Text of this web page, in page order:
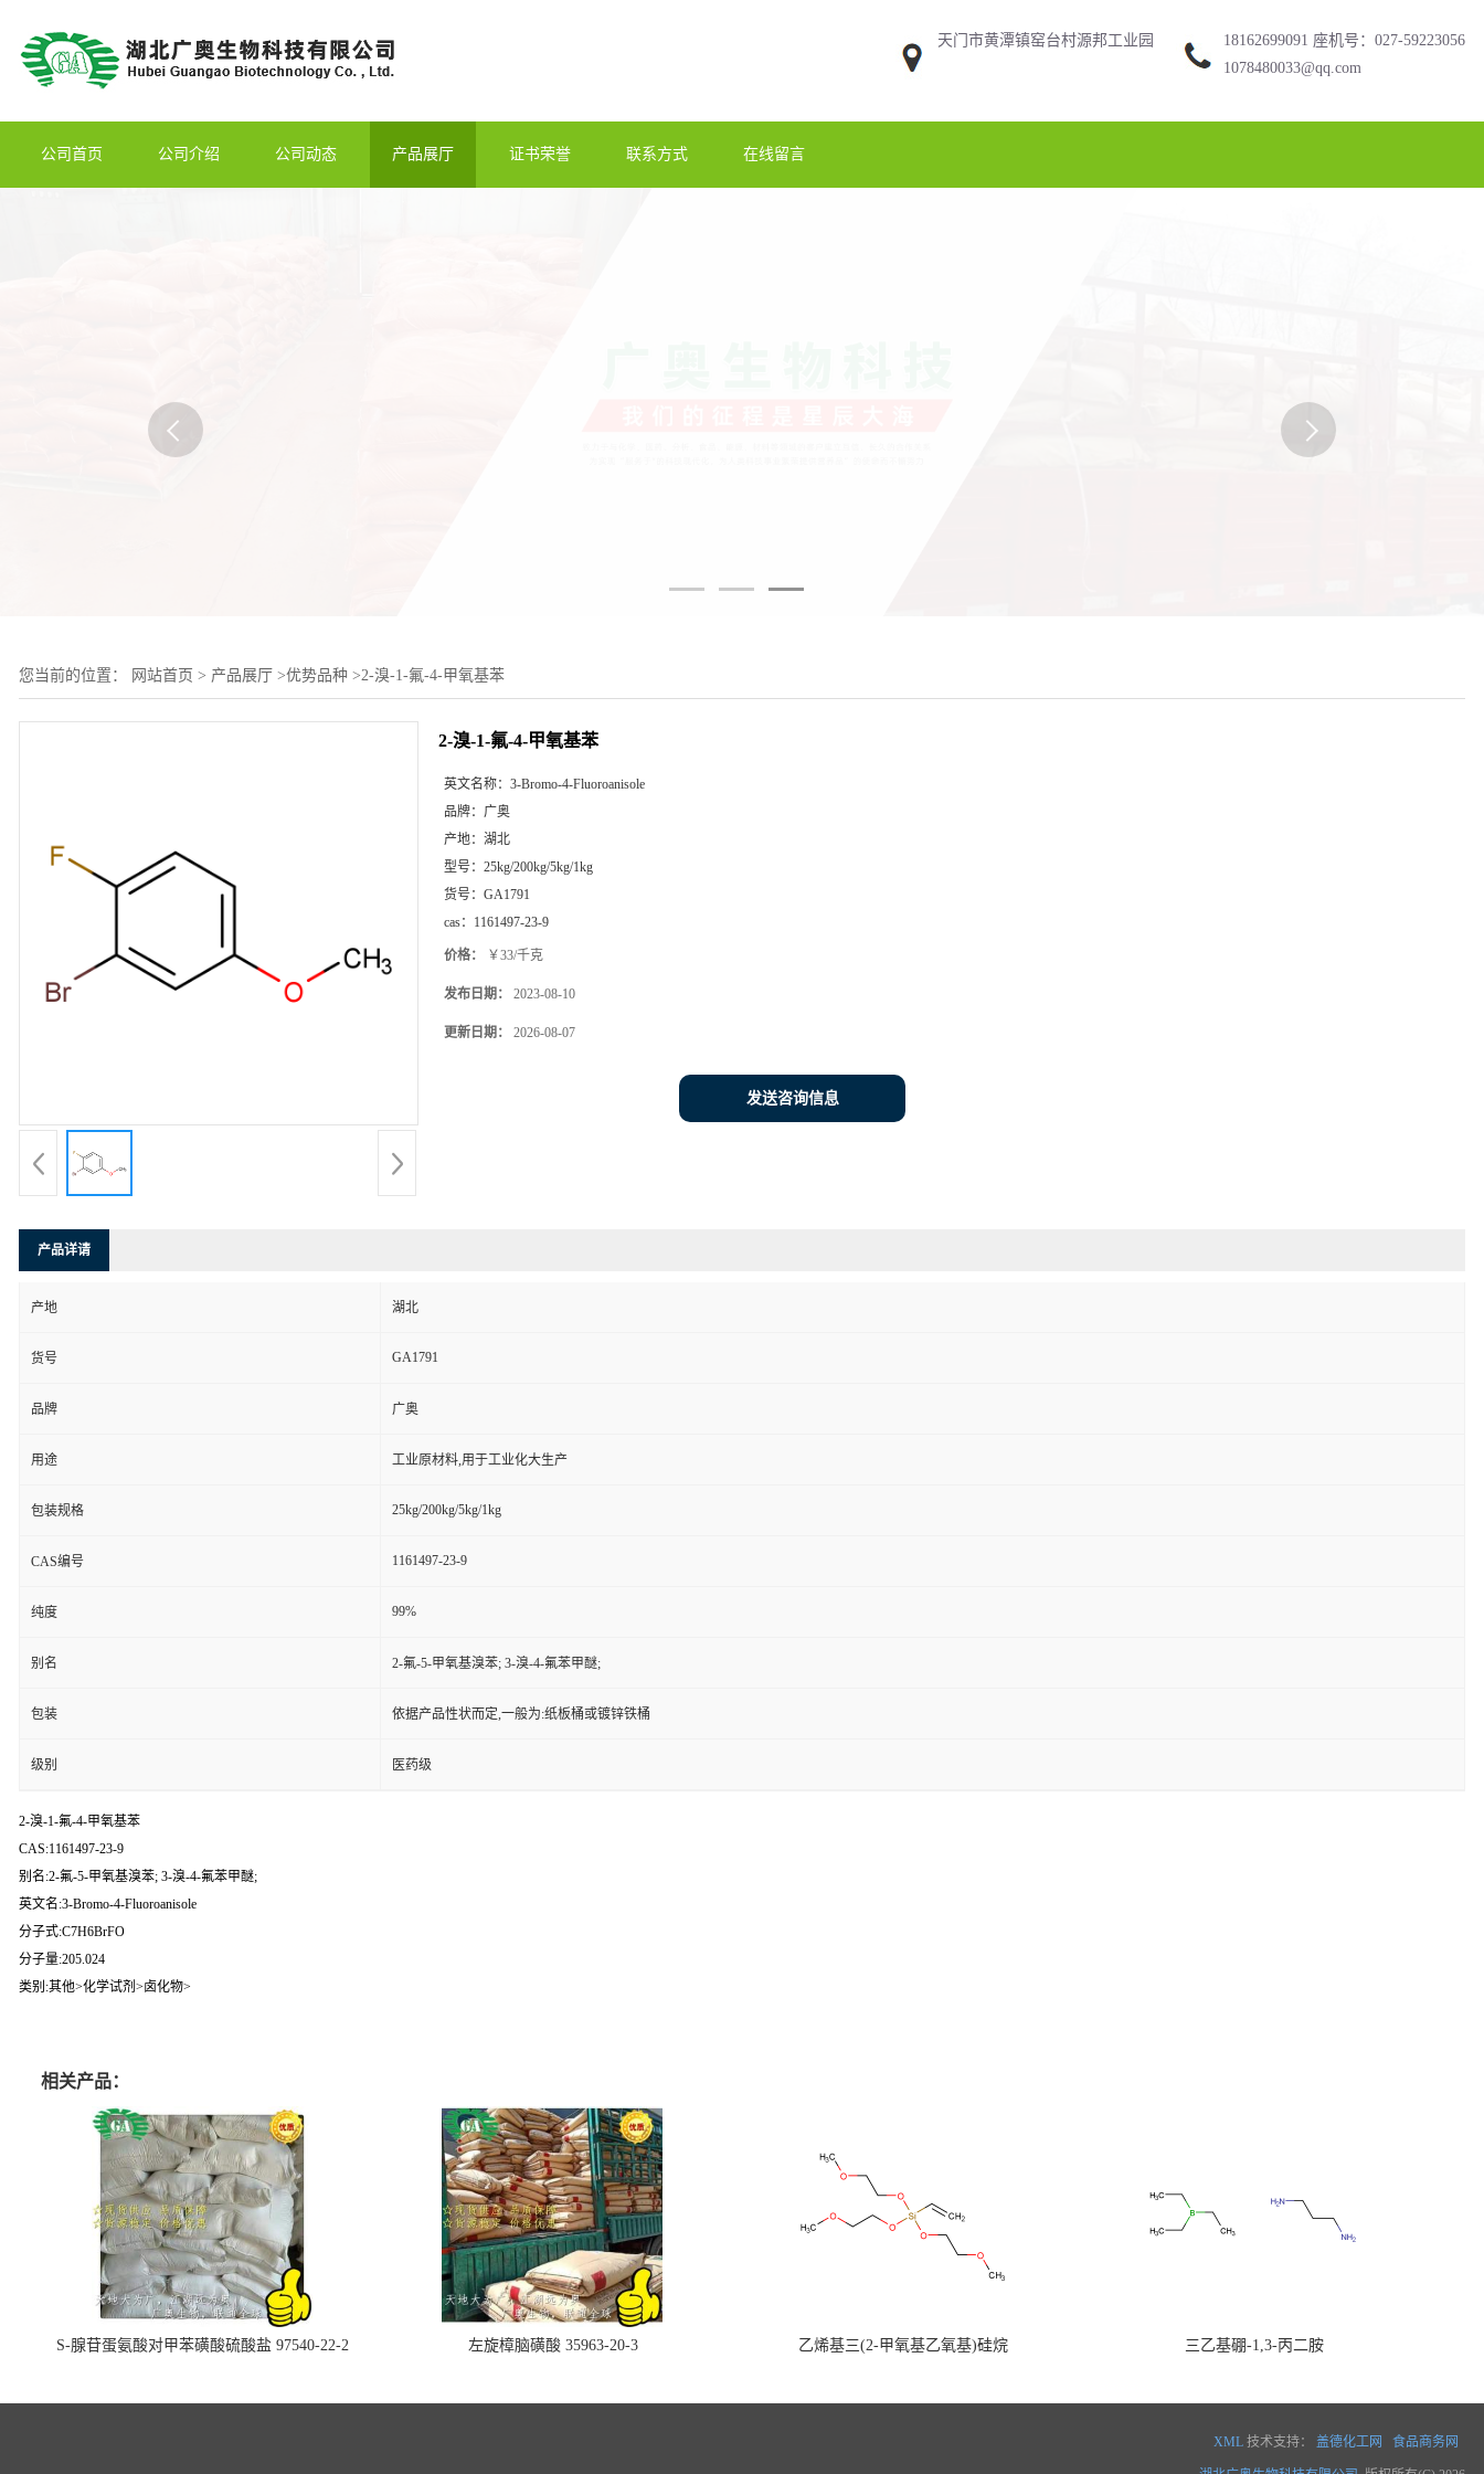
天门市黄潭镇窑台村源邦工业园
18162699091 座机号：027-59223056
1078480033@qq.com
公司首页 公司介绍 公司动态 产品展厅 证书荣誉 联系方式 在线留言
您当前的位置： 网站首页 > 产品展厅 >优势品种 >2-溴-1-氟-4-甲氧基苯
2-溴-1-氟-4-甲氧基苯
英文名称： 3-Bromo-4-Fluoroanisole
品牌： 广奥
产地： 湖北
型号： 25kg/200kg/5kg/1kg
货号： GA1791
cas： 1161497-23-9
价格： ￥33/千克
发布日期： 2023-08-10
更新日期： 2026-08-07
发送咨询信息
产品详请
产地 湖北
货号 GA1791
品牌 广奥
用途 工业原材料,用于工业化大生产
包装规格 25kg/200kg/5kg/1kg
CAS编号 1161497-23-9
纯度 99%
别名 2-氟-5-甲氧基溴苯; 3-溴-4-氟苯甲醚;
包装 依据产品性状而定,一般为:纸板桶或镀锌铁桶
级别 医药级
2-溴-1-氟-4-甲氧基苯
CAS:1161497-23-9
别名:2-氟-5-甲氧基溴苯; 3-溴-4-氟苯甲醚;
英文名:3-Bromo-4-Fluoroanisole
分子式:C7H6BrFO
分子量:205.024
类别:其他>化学试剂>卤化物>
相关产品：
S-腺苷蛋氨酸对甲苯磺酸硫酸盐 97540-22-2 左旋樟脑磺酸 35963-20-3 乙烯基三(2-甲氧基乙氧基)硅烷 三乙基硼-1,3-丙二胺
XML 技术支持： 盖德化工网 食品商务网